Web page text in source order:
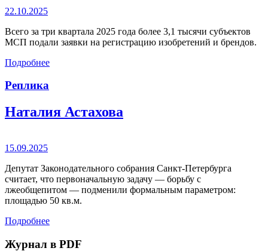
22.10.2025
Всего за три квартала 2025 года более 3,1 тысячи субъектов
МСП подали заявки на регистрацию изобретений и брендов.
Подробнее
Реплика
Наталия Астахова
15.09.2025
Депутат Законодательного собрания Санкт-Петербурга
считает, что первоначальную задачу — борьбу с
лжеобщепитом — подменили формальным параметром:
площадью 50 кв.м.
Подробнее
Журнал в PDF